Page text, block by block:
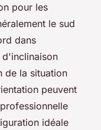
pour les
le sud
dans
d'inclinaison
de la situation
peuvent
idéale